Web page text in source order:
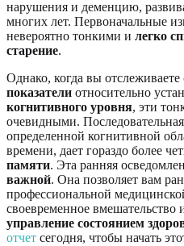
нарушения и деменцию,
многих лет. Первоначальные
невероятно тонкими и легко
старение.
Однако, когда вы отслеживаете
показатели относительно
когнитивного уровня, эти
очевидными.
определенной когнитивной
времени, дает гораздо более
памяти. Эта ранняя
важной. Она позволяет вам
профессиональной
своевременное вмешательство
управление состоянием
отчет сегодня, чтобы начать